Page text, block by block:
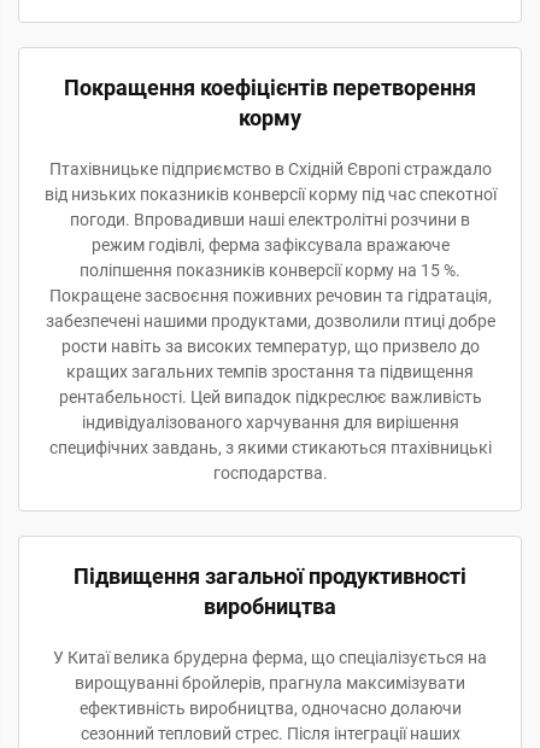
Покращення коефіцієнтів перетворення
корму
Птахівницьке підприємство в Східній Європі страждало
від низьких показників конверсії корму під час спекотної
погоди. Впровадивши наші електролітні розчини в
режим годівлі, ферма зафіксувала вражаюче
поліпшення показників конверсії корму на 15 %.
Покращене засвоєння поживних речовин та гідратація,
забезпечені нашими продуктами, дозволили птиці добре
рости навіть за високих температур, що призвело до
кращих загальних темпів зростання та підвищення
рентабельності. Цей випадок підкреслює важливість
індивідуалізованого харчування для вирішення
специфічних завдань, з якими стикаються птахівницькі
господарства.
Підвищення загальної продуктивності
виробництва
У Китаї велика брудерна ферма, що спеціалізується на
вирощуванні бройлерів, прагнула максимізувати
ефективність виробництва, одночасно долаючи
сезонний тепловий стрес. Після інтеграції наших